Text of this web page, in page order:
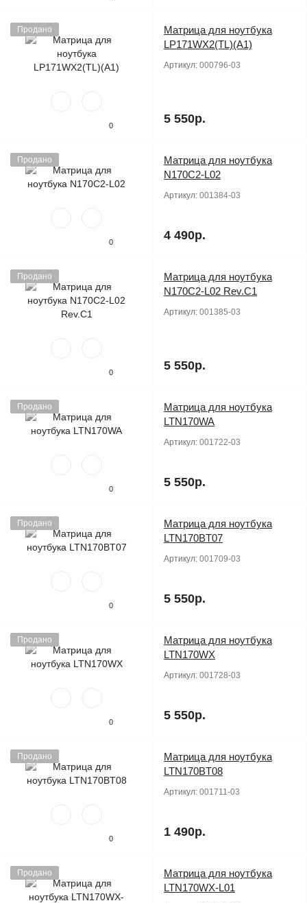
Продано
0
Матрица для ноутбука
LP171WX2(TL)(A1)
Артикул: 000796-03
5 550р.
Продано
0
Матрица для ноутбука
N170C2-L02
Артикул: 001384-03
4 490р.
Продано
0
Матрица для ноутбука
N170C2-L02 Rev.C1
Артикул: 001385-03
5 550р.
Продано
0
Матрица для ноутбука
LTN170WA
Артикул: 001722-03
5 550р.
Продано
0
Матрица для ноутбука
LTN170BT07
Артикул: 001709-03
5 550р.
Продано
0
Матрица для ноутбука
LTN170WX
Артикул: 001728-03
5 550р.
Продано
0
Матрица для ноутбука
LTN170BT08
Артикул: 001711-03
1 490р.
Продано
Матрица для ноутбука
LTN170WX-L01